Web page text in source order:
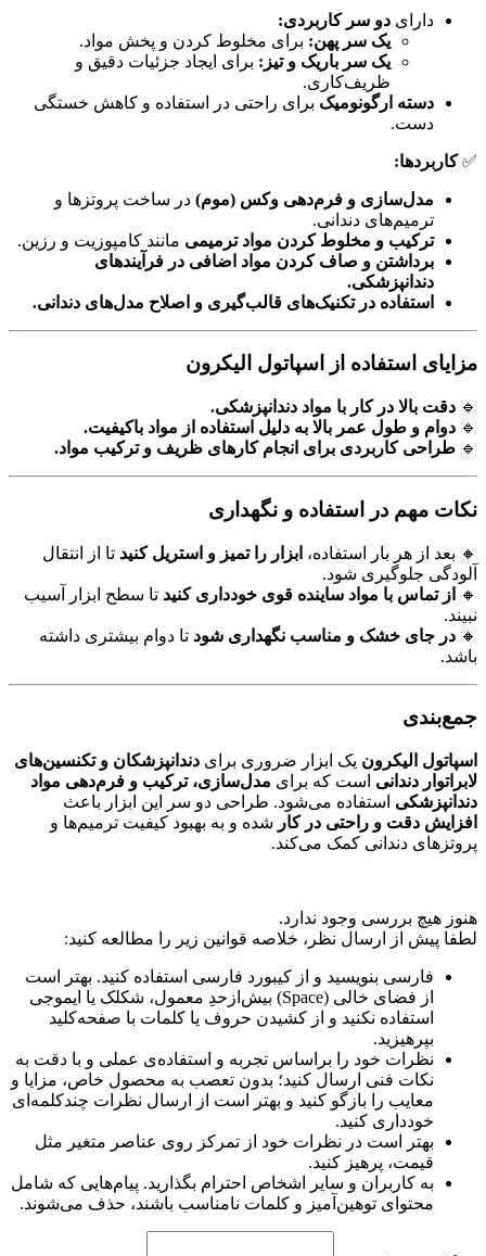
دارای دو سر کاربردی:
یک سر پهن: برای مخلوط کردن و پخش مواد.
یک سر باریک و تیز: برای ایجاد جزئیات دقیق و
ظریف‌کاری.
دسته ارگونومیک برای راحتی در استفاده و کاهش خستگی
دست.
✅کاربردها:
مدل‌سازی و فرم‌دهی وکس (موم) در ساخت پروتزها و
ترمیم‌های دندانی.
ترکیب و مخلوط کردن مواد ترمیمی مانند کامپوزیت و رزین.
برداشتن و صاف کردن مواد اضافی در فرآیندهای
دندانپزشکی.
استفاده در تکنیک‌های قالب‌گیری و اصلاح مدل‌های دندانی.
مزایای استفاده از اسپاتول الیکرون
🔹 دقت بالا در کار با مواد دندانپزشکی.
🔹 دوام و طول عمر بالا به دلیل استفاده از مواد باکیفیت.
🔹 طراحی کاربردی برای انجام کارهای ظریف و ترکیب مواد.
نکات مهم در استفاده و نگهداری
🔸 بعد از هر بار استفاده، ابزار را تمیز و استریل کنید تا از انتقال
آلودگی جلوگیری شود.
🔸
از تماس با مواد ساینده قوی خودداری کنید تا سطح ابزار آسیب
نبیند.
🔸 در جای خشک و مناسب نگهداری شود تا دوام بیشتری داشته
باشد.
جمع‌بندی
اسپاتول الیکرون یک ابزار ضروری برای دندانپزشکان و تکنسین‌های
لابراتوار دندانی است که برای مدل‌سازی، ترکیب و فرم‌دهی مواد
دندانپزشکی استفاده می‌شود. طراحی دو سر این ابزار باعث
افزایش دقت و راحتی در کار شده و به بهبود کیفیت ترمیم‌ها و
پروتزهای دندانی کمک می‌کند.
هنوز هیچ بررسی وجود ندارد.
لطفا پیش از ارسال نظر، خلاصه قوانین زیر را مطالعه کنید:
فارسی بنویسید و از کیبورد فارسی استفاده کنید. بهتر است
از فضای خالی (Space) بیش‌از‌حدِ معمول، شکلک یا ایموجی
استفاده نکنید و از کشیدن حروف یا کلمات با صفحه‌کلید
بپرهیزید.
نظرات خود را براساس تجربه و استفاده‌ی عملی و با دقت به
نکات فنی ارسال کنید؛ بدون تعصب به محصول خاص، مزایا و
معایب را بازگو کنید و بهتر است از ارسال نظرات چندکلمه‌‌ای
خودداری کنید.
بهتر است در نظرات خود از تمرکز روی عناصر متغیر مثل
قیمت، پرهیز کنید.
به کاربران و سایر اشخاص احترام بگذارید. پیام‌هایی که شامل
محتوای توهین‌آمیز و کلمات نامناسب باشند، حذف می‌شوند.